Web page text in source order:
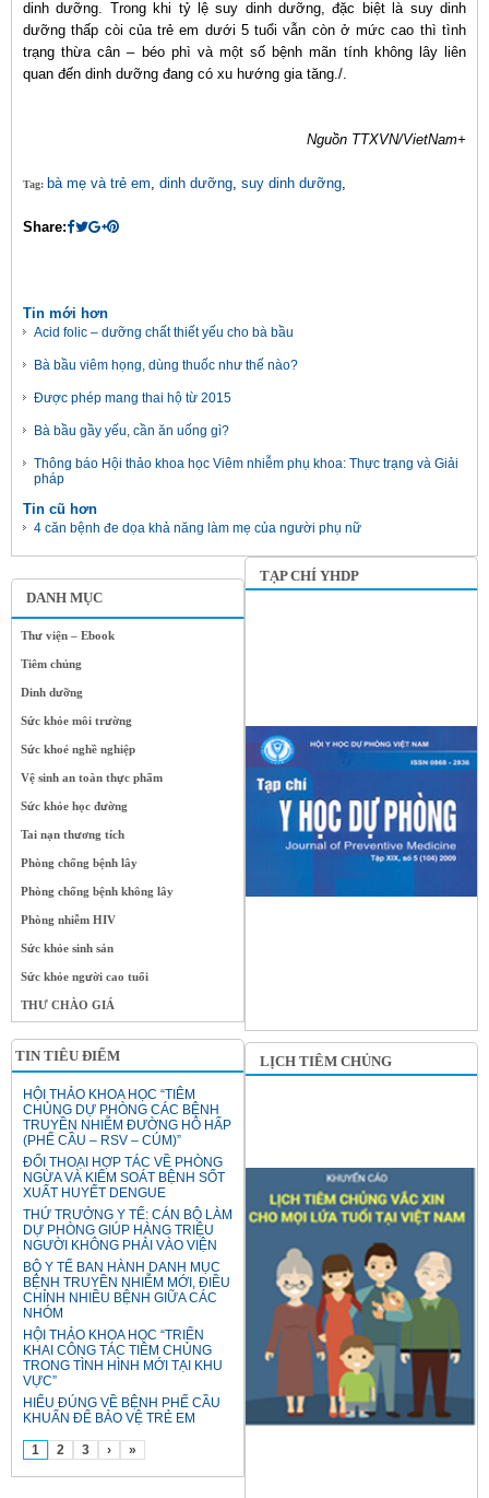
DANH MỤC
Thư viện – Ebook
Tiêm chủng
Dinh dưỡng
Sức khỏe môi trường
Sức khoẻ nghề nghiệp
Vệ sinh an toàn thực phẩm
Sức khỏe học đường
Tai nạn thương tích
Phòng chống bệnh lây
Phòng chống bệnh không lây
Phòng nhiễm HIV
Sức khỏe sinh sản
Sức khỏe người cao tuổi
THƯ CHÀO GIÁ
TIN TIÊU ĐIỂM
HỘI THẢO KHOA HỌC “TIÊM
CHỦNG DỰ PHÒNG CÁC BỆNH
TRUYỀN NHIỄM ĐƯỜNG HÔ HẤP
(PHẾ CẦU – RSV – CÚM)”
ĐỐI THOẠI HỢP TÁC VỀ PHÒNG
NGỪA VÀ KIỂM SOÁT BỆNH SỐT
XUẤT HUYẾT DENGUE
THỨ TRƯỞNG Y TẾ: CÁN BỘ LÀM
DỰ PHÒNG GIÚP HÀNG TRIỆU
NGƯỜI KHÔNG PHẢI VÀO VIỆN
BỘ Y TẾ BAN HÀNH DANH MỤC
BỆNH TRUYỀN NHIỄM MỚI, ĐIỀU
CHỈNH NHIỀU BỆNH GIỮA CÁC
NHÓM
HỘI THẢO KHOA HỌC “TRIỂN
KHAI CÔNG TÁC TIÊM CHỦNG
TRONG TÌNH HÌNH MỚI TẠI KHU
VỰC”
HIỂU ĐÚNG VỀ BỆNH PHẾ CẦU
KHUẨN ĐỂ BẢO VỆ TRẺ EM
1 2 3 › »
dinh dưỡng. Trong khi tỷ lệ suy dinh dưỡng, đặc biệt là suy dinh
dưỡng thấp còi của trẻ em dưới 5 tuổi vẫn còn ở mức cao thì tình
trạng thừa cân – béo phì và một số bệnh mãn tính không lây liên
quan đến dinh dưỡng đang có xu hướng gia tăng./.
Nguồn TTXVN/VietNam+
Tag: bà mẹ và trẻ em, dinh dưỡng, suy dinh dưỡng,
Share:
Tin mới hơn
Acid folic – dưỡng chất thiết yếu cho bà bầu
Bà bầu viêm họng, dùng thuốc như thế nào?
Được phép mang thai hộ từ 2015
Bà bầu gầy yếu, cần ăn uống gì?
Thông báo Hội thảo khoa học Viêm nhiễm phụ khoa: Thực trạng và Giải
pháp
Tin cũ hơn
4 căn bệnh đe dọa khả năng làm mẹ của người phụ nữ
TẠP CHÍ YHDP
LỊCH TIÊM CHỦNG